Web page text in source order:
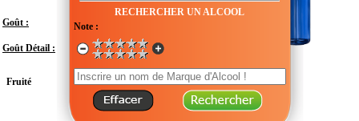
RECHERCHER UN ALCOOL
Note :
Goût : Doux
Goût Détail :
Fruité